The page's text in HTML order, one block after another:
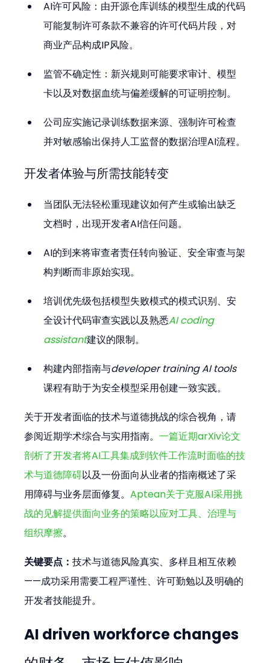
AI许可风险：由开源仓库训练的模型生成的代码
可能复制许可条款不兼容的许可代码片段，对
商业产品构成IP风险。
监管不确定性：新兴规则可能要求审计、模型
卡以及对数据血统与偏差缓解的可证明控制。
公司应实施记录训练数据来源、强制许可检查
并对敏感输出保持人工监督的数据治理AI流程。
开发者体验与所需技能转变
当团队无法轻松重现建议如何产生或输出缺乏
文档时，出现开发者AI信任问题。
AI的到来将审查者责任转向验证、安全审查与架
构判断而非原始实现。
培训优先级包括模型失败模式的模式识别、安
全设计代码审查实践以及熟悉AI coding
assistant建议的限制。
构建内部指南与developer training AI tools
课程有助于为安全模型采用创建一致实践。
关于开发者面临的技术与道德挑战的综合视角，请
参阅近期学术综合与实用指南。一篇近期arXiv论文
剖析了开发者将AI工具集成到软件工作流时面临的技
术与道德障碍以及一份面向从业者的指南概述了采
用障碍与业务层面修复。Aptean关于克服AI采用挑
战的见解提供面向业务的策略以应对工具、治理与
组织摩擦。
关键要点：技术与道德风险真实、多样且相互依赖
——成功采用需要工程严谨性、许可勤勉以及明确的
开发者技能提升。
AI driven workforce changes